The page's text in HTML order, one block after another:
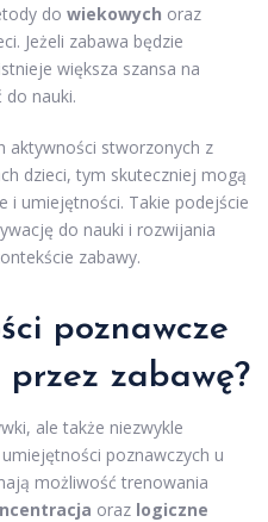
do wiekowych oraz
Jeżeli zabawa będzie
większa szansa na
do nauki.
aktywności stworzonych z
dzieci, tym skuteczniej mogą
i umiejętności. Takie podejście
do nauki i rozwijania
zabawy.
poznawcze
zabawę?
ale także niezwykle
poznawczych u
możliwość trenowania
oraz logiczne